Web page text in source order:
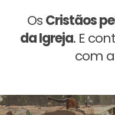
OsCristãos
da Igreja. E
com